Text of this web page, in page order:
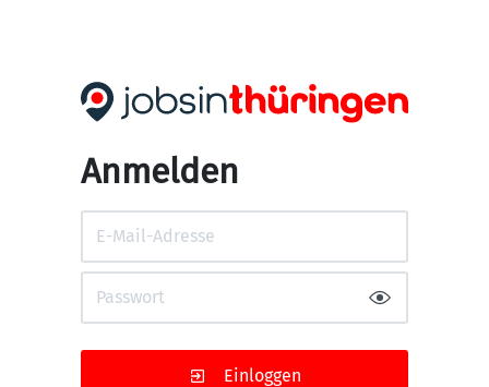
Anmelden
Einloggen